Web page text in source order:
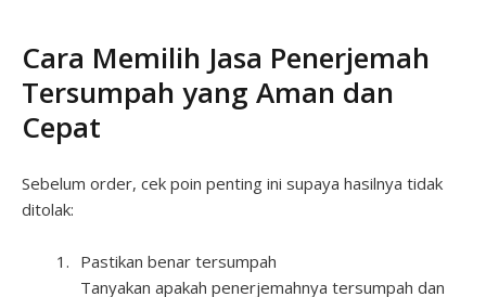
Cara Memilih Jasa Penerjemah
Tersumpah yang Aman dan
Cepat
Sebelum order, cek poin penting ini supaya hasilnya tidak
ditolak:
Pastikan benar tersumpah
Tanyakan apakah penerjemahnya tersumpah dan